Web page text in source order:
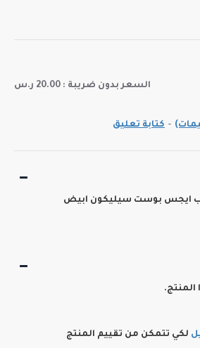
- كتابة تعليق
السعر بدون ضريبة : 20.00 ر.س
ايجس بوست سيليكون ابيض
المنتج.
لكي تتمكن من تقييم المنتج